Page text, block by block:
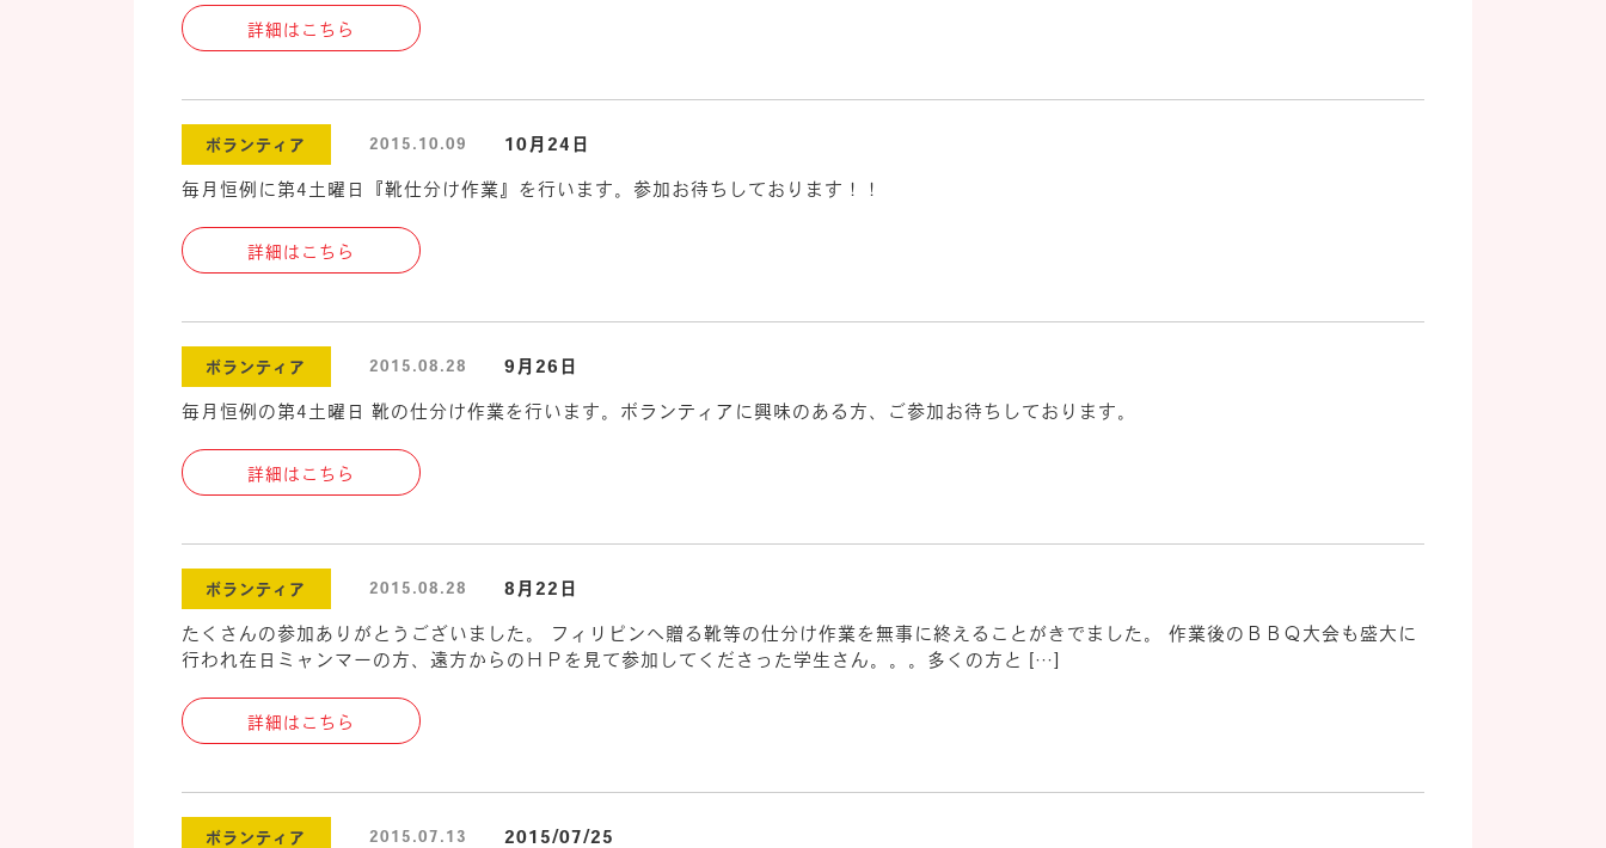
詳細はこちら
ボランティア 2015.10.09 10月24日
毎月恒例に第4土曜日『靴仕分け作業』を行います。参加お待ちしております！！
詳細はこちら
ボランティア 2015.08.28 9月26日
毎月恒例の第4土曜日 靴の仕分け作業を行います。ボランティアに興味のある方、ご参加お待ちしております。
詳細はこちら
ボランティア 2015.08.28 8月22日
たくさんの参加ありがとうございました。 フィリピンへ贈る靴等の仕分け作業を無事に終えることがきでました。 作業後のＢＢＱ大会も盛大に
行われ在日ミャンマーの方、遠方からのＨＰを見て参加してくださった学生さん。。。多くの方と […]
詳細はこちら
ボランティア 2015.07.13 2015/07/25